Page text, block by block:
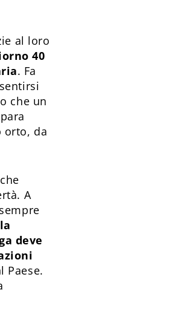
al loro
40
. Fa
che un
orto, da
A
deve
Paese.